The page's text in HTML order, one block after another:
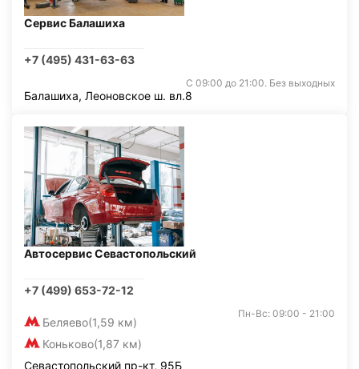
Сервис Балашиха
+7 (495) 431-63-63
С 09:00 до 21:00. Без выходных
Балашиха, Леоновское ш. вл.8
Автосервис Севастопольский
+7 (499) 653-72-12
Беляево(1,59 км)
Коньково(1,87 км)
Пн-Вс: 09:00 - 21:00
Севастопольский пр-кт, 95Б